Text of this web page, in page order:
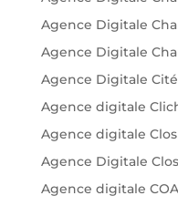
Agence Digitale
Agence Digitale
Agence Digitale
Agence digitale
Agence digitale
Agence Digitale
Agence digitale